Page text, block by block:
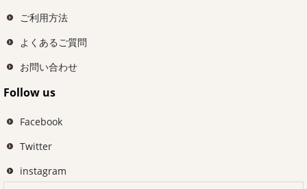
ご利用方法
よくあるご質問
お問い合わせ
Follow us
Facebook
Twitter
instagram